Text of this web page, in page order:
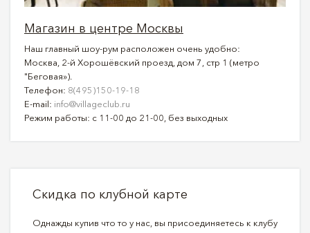
Магазин в центре Москвы
Наш главный шоу-рум расположен очень удобно:
Москва, 2-й Хорошёвский проезд, дом 7, стр 1 (метро
"Беговая»).
Телефон: 8(495)150-19-18
E-mail: info@villageclub.ru
Режим работы: с 11-00 до 21-00, без выходных
Скидка по клубной карте
Однажды купив что то у нас, вы присоединяетесь к клубу